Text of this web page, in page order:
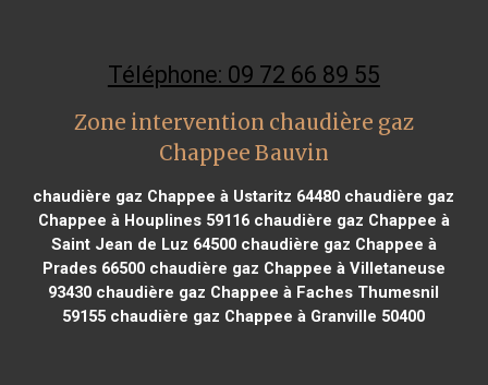
Téléphone: 09 72 66 89 55
Zone intervention chaudière gaz
Chappee Bauvin
chaudière gaz Chappee à Ustaritz 64480 chaudière gaz
Chappee à Houplines 59116chaudière gaz Chappee à
Saint Jean de Luz 64500chaudière gaz Chappee à
Prades 66500chaudière gaz Chappee à Villetaneuse
93430 chaudière gaz Chappee à Faches Thumesnil
59155 chaudière gaz Chappee à Granville 50400